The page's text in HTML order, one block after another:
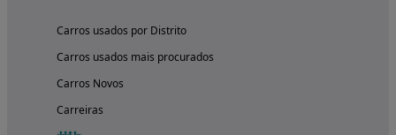
Carros usados por Distrito
Carros usados mais procurados
Carros Novos
Carreiras